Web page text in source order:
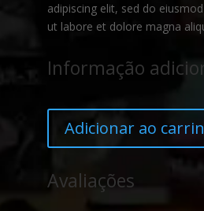
adipiscing elit, sed do
ut labore et dolore magna
Informação
Adicionar ao
Avaliações